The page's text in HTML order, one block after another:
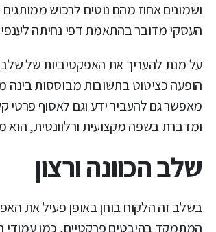
ושמונים אחוז מהם נוטים לרכוש
העסקי מדובר בהתאמת דפי נחיתה
על מנת להעריך את האפקטיביות של
הופעה כציטוט בתשובות מבוססות בינה
מאפשר גם להעביר ידע וגם לאסוף פרטי
ומדברת בשפה מקצועית ורלוונטית,
שלב הכוונה ורצון
בשלב זה הלקוח בוחן באופן פעיל את